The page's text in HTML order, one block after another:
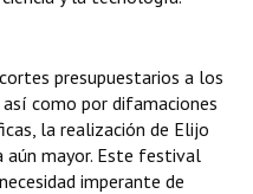
presupuestarios a los
así como por difamaciones
la realización de Elijo
aún mayor. Este festival
imperante de